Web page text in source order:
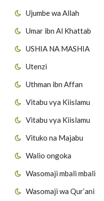
Ujumbe wa Allah
Umar ibn Al Khattab
USHIA NA MASHIA
Utenzi
Uthman ibn Affan
Vitabu vya Kiislamu
Vitabu vya Kiislamu
Vituko na Majabu
Walio ongoka
Wasomaji mbali mbali
Wasomaji wa Qur’ani